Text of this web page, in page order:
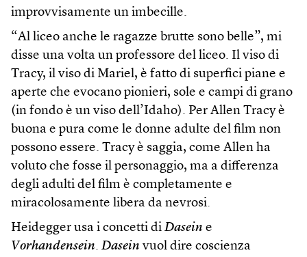
improvvisamente un imbecille.
“Al liceo anche le ragazze brutte sono belle”, mi
disse una volta un professore del liceo. Il viso di
Tracy, il viso di Mariel, è fatto di superfici piane e
aperte che evocano pionieri, sole e campi di grano
(in fondo è un viso dell’Idaho). Per Allen Tracy è
buona e pura come le donne adulte del film non
possono essere. Tracy è saggia, come Allen ha
voluto che fosse il personaggio, ma a differenza
degli adulti del film è completamente e
miracolosamente libera da nevrosi.
Heidegger usa i concetti di Dasein e
Vorhandensein. Dasein vuol dire coscienza